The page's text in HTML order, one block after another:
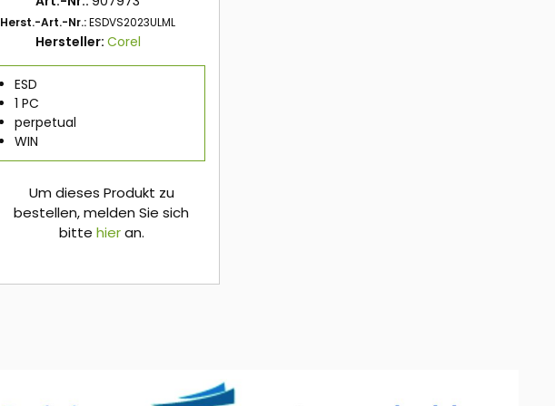
Herst.-Art.-Nr.:ESDVS2023ULML
Hersteller: Corel
ESD
1 PC
perpetual
WIN
Um dieses Produkt zu
bestellen, melden Sie sich
bitte hieran.